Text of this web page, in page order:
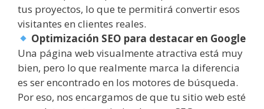
tus proyectos, lo que te permitirá convertir esos
visitantes en clientes reales.
Optimización SEO para destacar en Google
Una página web visualmente atractiva está muy
bien, pero lo que realmente marca la diferencia
es ser encontrado en los motores de búsqueda.
Por eso, nos encargamos de que tu sitio web esté